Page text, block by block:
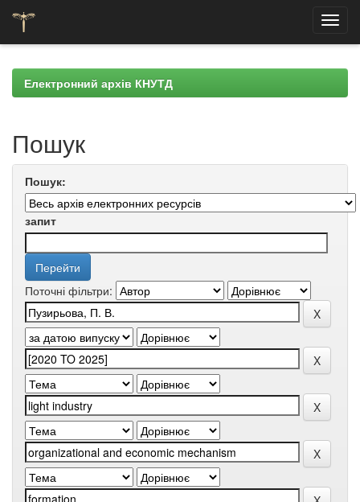
navigationЕлектронний архів КНУТД
Пошук
Пошук:
запит
Поточні фільтри: